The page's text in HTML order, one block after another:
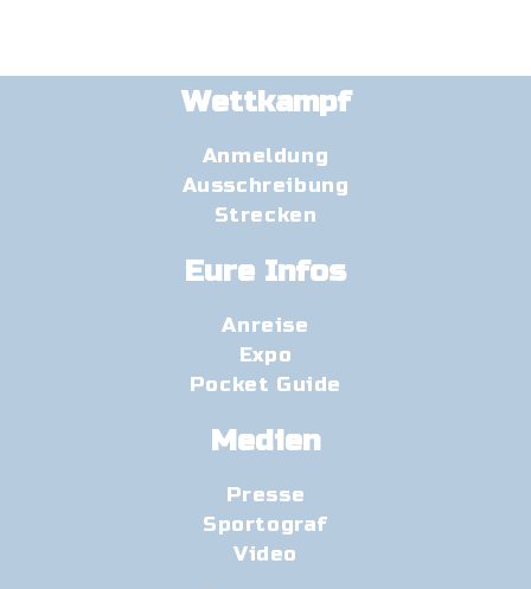
Wettkampf
Anmeldung
Ausschreibung
Strecken
Eure Infos
Anreise
Expo
Pocket Guide
Medien
Presse
Sportograf
Video